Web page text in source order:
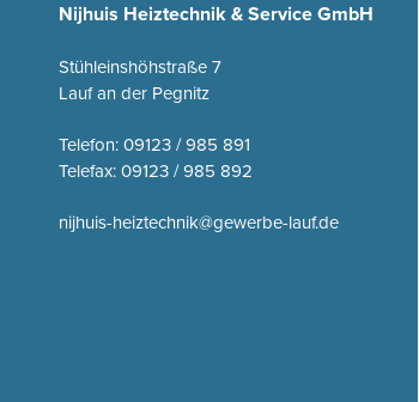
Nijhuis Heiztechnik & Service GmbH
Stühleinshöhstraße 7
Lauf an der Pegnitz
Telefon: 09123 / 985 891
Telefax: 09123 / 985 892
nijhuis-heiztechnik@gewerbe-lauf.de